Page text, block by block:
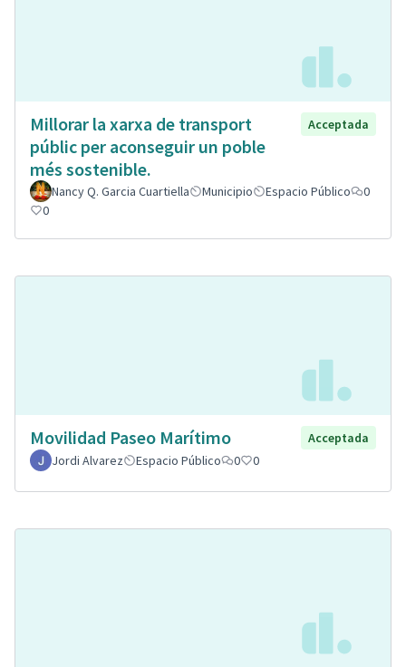
Millorar la xarxa de transport
públic per aconseguir un poble
més sostenible.
Acceptada
Nancy Q. Garcia Cuartiella Municipio Espacio Público
0
0
Movilidad Paseo Marítimo
Acceptada
Jordi Alvarez
Espacio Público 0 0